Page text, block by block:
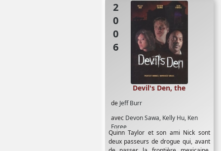
2006
de Jeff Burr
avec Devon Sawa, Kelly Hu, Ken
Foree
Devil's Den, the
Quinn Taylor et son ami Nick sont
deux passeurs de drogue qui, avant